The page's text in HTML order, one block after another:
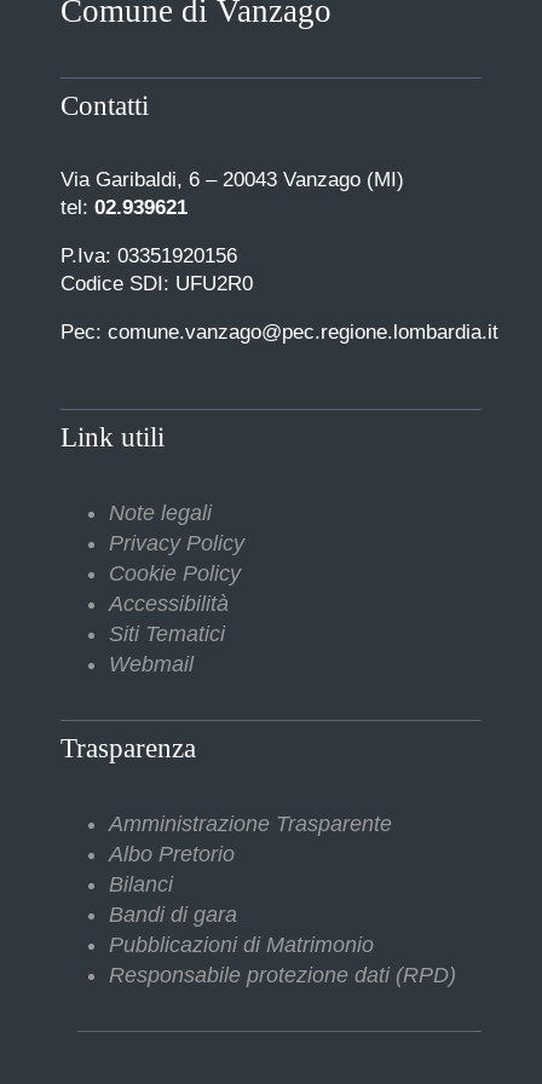
COMUNICAZIONE
Comune di Vanzago
Contatti
Via Garibaldi, 6 – 20043 Vanzago (MI)
tel: 02.939621
P.Iva: 03351920156
Codice SDI: UFU2R0
Pec: comune.vanzago@pec.regione.lombardia.it
Link utili
Note legali
Privacy Policy
Cookie Policy
Accessibilità
Siti Tematici
Webmail
Trasparenza
Amministrazione Trasparente
Albo Pretorio
Bilanci
Bandi di gara
Pubblicazioni di Matrimonio
Responsabile protezione dati (RPD)